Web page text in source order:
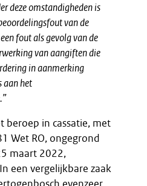
deze omstandigheden is
van de
fout als gevolg van de
van aangiften die
in aanmerking
aan het
beroep in cassatie, met
Wet RO, ongegrond
maart 2022,
een vergelijkbare zaak